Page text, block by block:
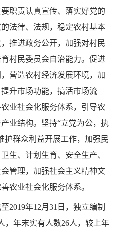
职责认真宣传、落实好党的
法律、法规，稳定农村基本
推进政务公开，加强对村民
村民委员会自治能力。促进
营造农村经济发展环境，加
升市场功能，搞活市场流
业社会化服务体系，引导农
业结构。坚持“立党为公，执
护群众利益开展工作，加强民
生、计划生育、安全生产、
管理，加强社会主义精神文
农业社会化服务体系。
至2019年12月31 日，独立编制
，年末实有人数26人，较上年